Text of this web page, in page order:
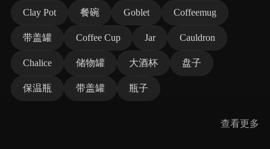
Clay Pot 餐碗 Goblet Coffeemug
带盖罐 Coffee Cup Jar Cauldron
Chalice 储物罐 大酒杯 盘子
保温瓶 带盖罐 瓶子
查看更多